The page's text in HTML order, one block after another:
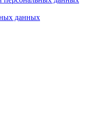
данных